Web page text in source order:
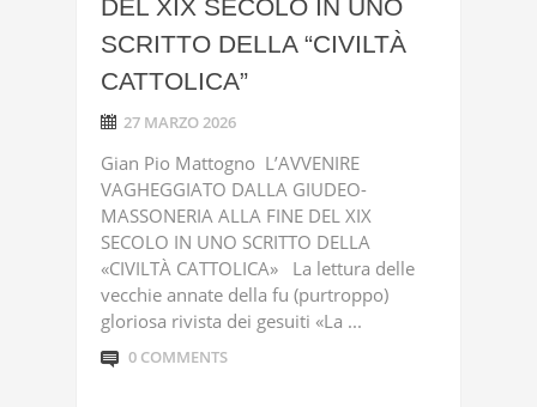
DEL XIX SECOLO IN UNO
SCRITTO DELLA “CIVILTÀ
CATTOLICA”
27 MARZO 2026
Gian Pio Mattogno L’AVVENIRE
VAGHEGGIATO DALLA GIUDEO-
MASSONERIA ALLA FINE DEL XIX
SECOLO IN UNO SCRITTO DELLA
«CIVILTÀ CATTOLICA» La lettura delle
vecchie annate della fu (purtroppo)
gloriosa rivista dei gesuiti «La ...
0 COMMENTS